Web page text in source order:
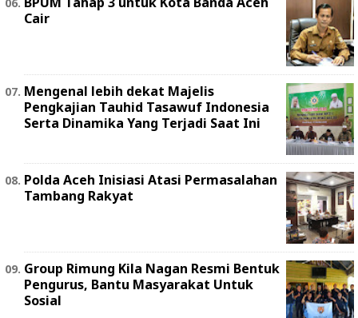
Cair
Mengenal lebih dekat Majelis
Pengkajian Tauhid Tasawuf Indonesia
Serta Dinamika Yang Terjadi Saat Ini
Polda Aceh Inisiasi Atasi Permasalahan
Tambang Rakyat
Group Rimung Kila Nagan Resmi Bentuk
Pengurus, Bantu Masyarakat Untuk
Sosial